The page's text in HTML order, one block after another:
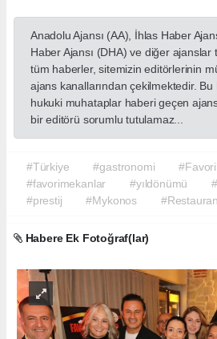
Anadolu Ajansı (AA), İhlas Haber
Haber Ajansı (DHA) ve diğer ajanslar
tüm haberler, sitemizin editörlerinin
ajans kanallarından çekilmektedir.
hukuki muhataplar haberi geçen
bir editörü sorumlu tutulamaz...
#Türkiye #gastronomi
#favorimekanlar
#yıldönümü
#prestij
#Mykonos
Habere Ek Fotoğraf(lar)